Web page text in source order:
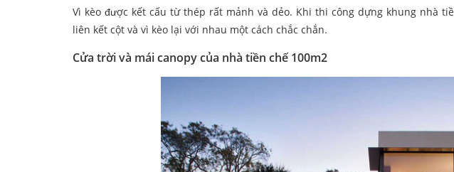
Vì kèo được kết cấu từ thép rất mảnh và dẻo. Khi thi công dựng khung nhà
liên kết cột và vì kèo lại với nhau một cách chắc chắn.
Cửa trời và mái canopy của nhà tiền chế 100m2